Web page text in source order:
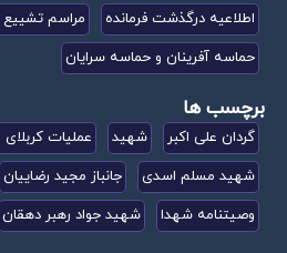
اطلاعیه درگذشت فرمانده
مراسم تشییع
حماسه آفرینان و حماسه سرایان
برچسب ها
گردان علی اکبر شهید عملیات کربلای 5
شهید مسلم اسدی
جانباز مجید رضاییان
وصیتنامه شهدا
شهید جواد رهبر دهقان